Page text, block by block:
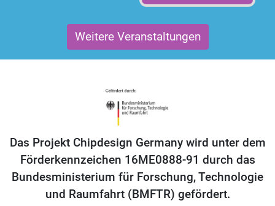
Weitere Veranstaltungen
Das Projekt Chipdesign Germany wird unter dem
Förderkennzeichen 16ME0888-91 durch das
Bundesministerium für Forschung, Technologie
und Raumfahrt (BMFTR) gefördert.